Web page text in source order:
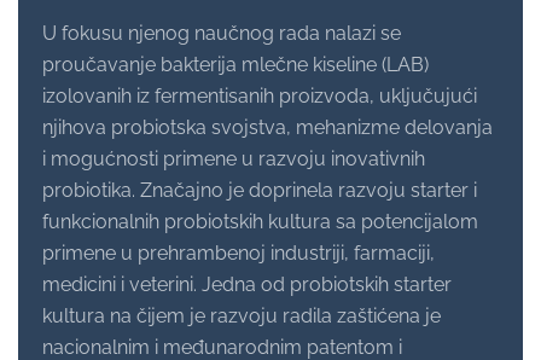
U fokusu njenog naučnog rada nalazi se
proučavanje bakterija mlečne kiseline (LAB)
izolovanih iz fermentisanih proizvoda, uključujući
njihova probiotska svojstva, mehanizme delovanja
i mogućnosti primene u razvoju inovativnih
probiotika. Značajno je doprinela razvoju starter i
funkcionalnih probiotskih kultura sa potencijalom
primene u prehrambenoj industriji, farmaciji,
medicini i veterini. Jedna od probiotskih starter
kultura na čijem je razvoju radila zaštićena je
nacionalnim i međunarodnim patentom i